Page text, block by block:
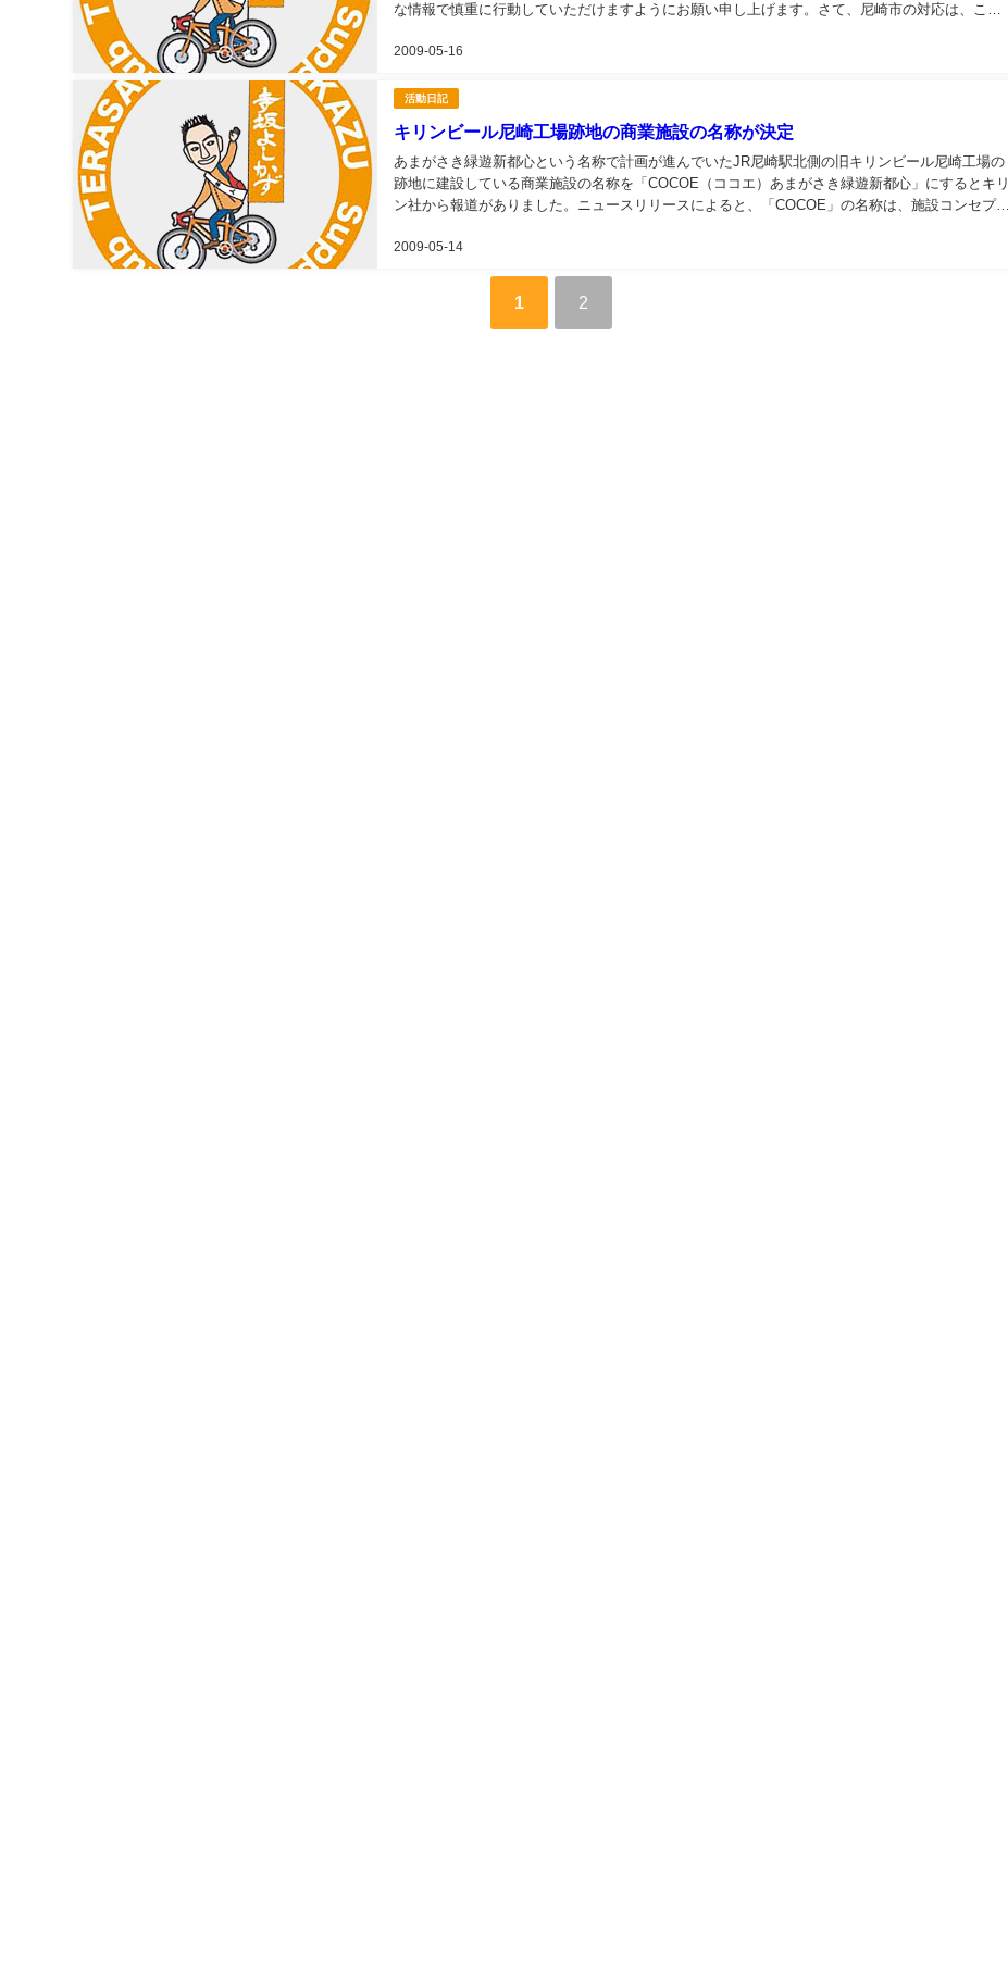
2009-05-16
な情報で慎重に行動していただけますようにお願い申し上げます。さて、尼崎市の対応は、この
活動日記
キリンビール尼崎工場跡地の商業施設の名称が決定
2009-05-14
あまがさき緑遊新都心という名称で計画が進んでいたJR尼崎駅北側の旧キリンビール尼崎工場の
跡地に建設している商業施設の名称を「COCOE（ココエ）あまがさき緑遊新都心」にするとキリ
ン社から報道がありました。ニュースリリースによると、「COCOE」の名称は、施設コンセプト
1 2